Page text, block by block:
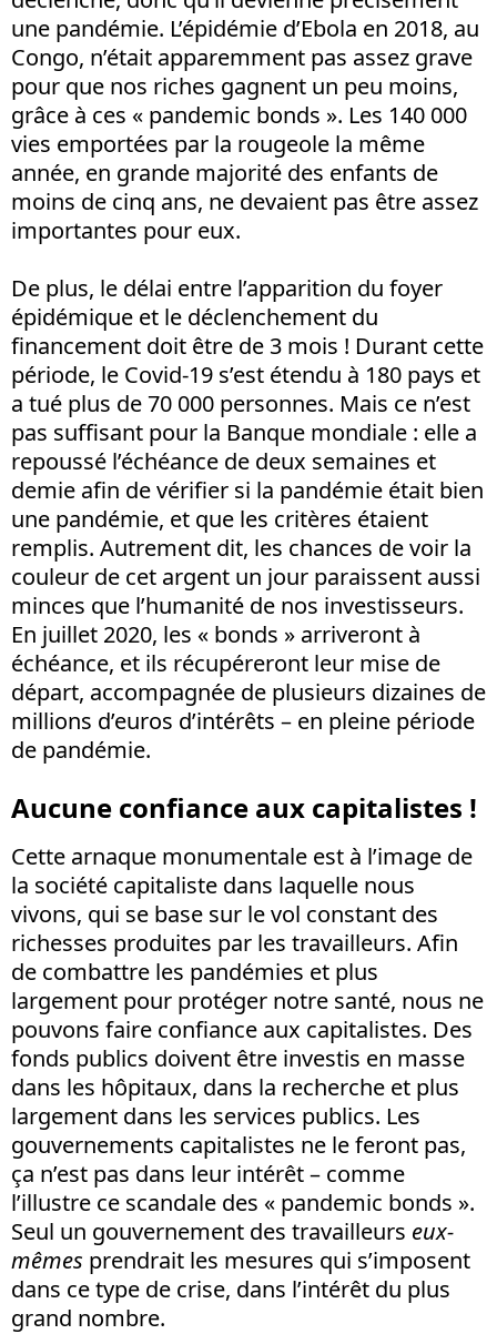
une pandémie. L’épidémie d’Ebola en 2018, au
Congo, n’était apparemment pas assez grave
pour que nos riches gagnent un peu moins,
grâce à ces « pandemic bonds ». Les 140 000
vies emportées par la rougeole la même
année, en grande majorité des enfants de
moins de cinq ans, ne devaient pas être assez
importantes pour eux.
De plus, le délai entre l’apparition du foyer
épidémique et le déclenchement du
financement doit être de 3 mois ! Durant cette
période, le Covid-19 s’est étendu à 180 pays et
a tué plus de 70 000 personnes. Mais ce n’est
pas suffisant pour la Banque mondiale : elle a
repoussé l’échéance de deux semaines et
demie afin de vérifier si la pandémie était bien
une pandémie, et que les critères étaient
remplis. Autrement dit, les chances de voir la
couleur de cet argent un jour paraissent aussi
minces que l’humanité de nos investisseurs.
En juillet 2020, les « bonds » arriveront à
échéance, et ils récupéreront leur mise de
départ, accompagnée de plusieurs dizaines de
millions d’euros d’intérêts – en pleine période
de pandémie.
Aucune confiance aux capitalistes !
Cette arnaque monumentale est à l’image de
la société capitaliste dans laquelle nous
vivons, qui se base sur le vol constant des
richesses produites par les travailleurs. Afin
de combattre les pandémies et plus
largement pour protéger notre santé, nous ne
pouvons faire confiance aux capitalistes. Des
fonds publics doivent être investis en masse
dans les hôpitaux, dans la recherche et plus
largement dans les services publics. Les
gouvernements capitalistes ne le feront pas,
ça n’est pas dans leur intérêt – comme
l’illustre ce scandale des « pandemic bonds ».
Seul un gouvernement des travailleurs eux-
mêmes prendrait les mesures qui s’imposent
dans ce type de crise, dans l’intérêt du plus
grand nombre.